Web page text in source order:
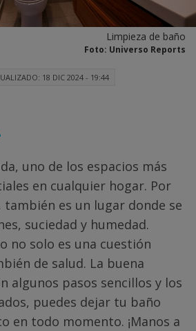
Limpieza de baño
Foto: Universo Reports
18 DIC 2024 - 19:44
uno de los espacios más
en cualquier hogar. Por
también es un lugar donde se
suciedad y humedad.
no solo es una cuestión
de salud. La buena
algunos pasos sencillos y los
puedes dejar tu baño
en todo momento. ¡Manos a